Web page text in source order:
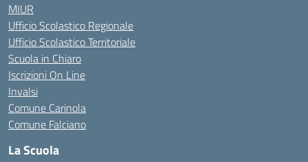
MIUR
Ufficio Scolastico Regionale
Ufficio Scolastico Territoriale
Scuola in Chiaro
Iscrizioni On Line
Invalsi
Comune Carinola
Comune Falciano
La Scuola